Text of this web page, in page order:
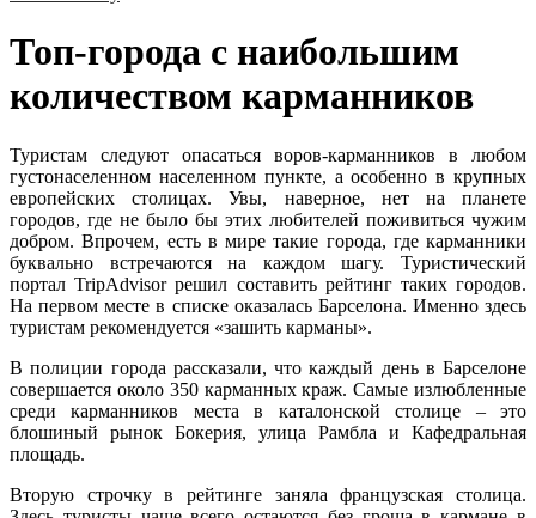
Топ-города с наибольшим
количеством карманников
Туристам следуют опасаться воров-карманников в любом
густонаселенном населенном пункте, а особенно в крупных
европейских столицах. Увы, наверное, нет на планете
городов, где не было бы этих любителей поживиться чужим
добром. Впрочем, есть в мире такие города, где карманники
буквально встречаются на каждом шагу. Туристический
портал TripAdvisor решил составить рейтинг таких городов.
На первом месте в списке оказалась Барселона. Именно здесь
туристам рекомендуется «зашить карманы».
В полиции города рассказали, что каждый день в Барселоне
совершается около 350 карманных краж. Самые излюбленные
среди карманников места в каталонской столице – это
блошиный рынок Бокерия, улица Рамбла и Кафедральная
площадь.
Вторую строчку в рейтинге заняла французская столица.